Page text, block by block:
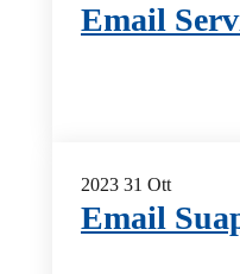
Email
2023 31 Ott
Email